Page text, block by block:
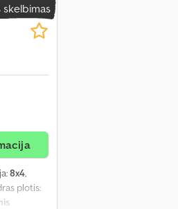
skelbimas
8x4,
plotis: